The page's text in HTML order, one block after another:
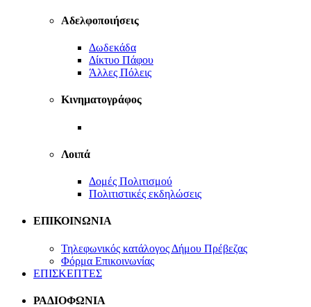
Αδελφοποιήσεις
Δωδεκάδα
Δίκτυο Πάφου
Άλλες Πόλεις
Κινηματογράφος
Λοιπά
Δομές Πολιτισμού
Πολιτιστικές εκδηλώσεις
ΕΠΙΚΟΙΝΩΝΙΑ
Τηλεφωνικός κατάλογος Δήμου Πρέβεζας
Φόρμα Eπικοινωνίας
ΕΠΙΣΚΕΠΤΕΣ
ΡΑΔΙΟΦΩΝΙΑ